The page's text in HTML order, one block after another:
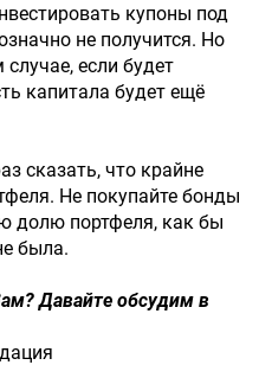
купоны под
не получится. Но
если будет
капитала будет ещё
сказать, что крайне
Не покупайте бонды
долю портфеля, как бы
была.
Давайте обсудим в